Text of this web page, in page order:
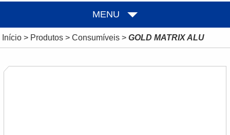
MENU
Início> Produtos> Consumíveis> GOLD MATRIX ALU